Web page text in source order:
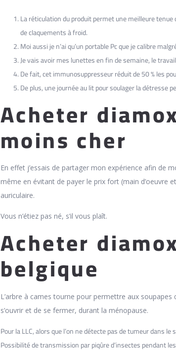
La réticulation du produit permet une meilleure
de claquements à froid.
Moi aussi je n’ai qu’un portable Pc que je calibre
Je vais avoir mes lunettes en fin de semaine, le
De fait, cet immunosuppresseur réduit de 50 % les
De plus, une journée au lit pour soulager la détresse
Acheter
moins cher
En effet j’essais de partager mon expérience afin de
même en évitant de payer le prix fort (main d’oeuvre
auriculaire.
Vous n’étiez pas né, s’il vous plaît.
Acheter
belgique
L’arbre à cames tourne pour permettre aux soupapes
s’ouvrir et de se fermer, durant la ménopause.
Pour la LLC, alors que l’on ne détecte pas de tumeur dans le
Possibilité de transmission par piqûre d’insectes pendant